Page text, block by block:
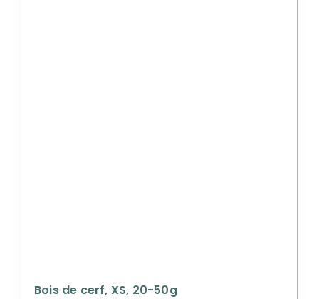
Bois de cerf, XS, 20-50g